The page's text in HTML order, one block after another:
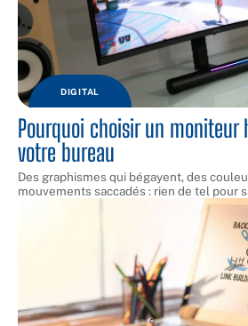
DIGITAL
Pourquoi choisir un moniteur
votre bureau
Des graphismes qui bégayent, des
mouvements saccadés : rien de tel pour